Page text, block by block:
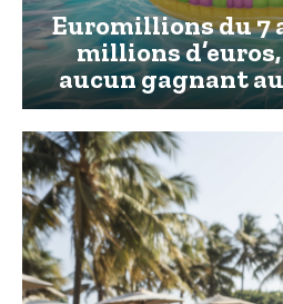
Euromillions du 7
millions
aucun gagnant